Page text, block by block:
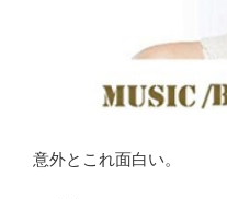
意外とこれ面白い。